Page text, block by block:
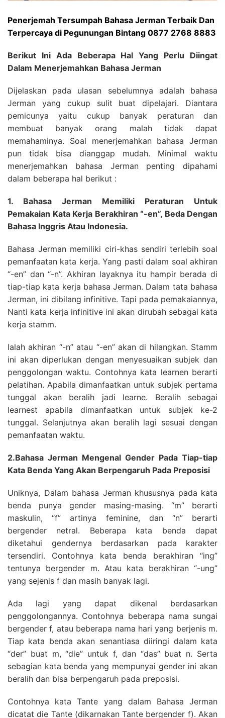
Penerjemah Tersumpah Bahasa Jerman Terbaik Dan
Terpercaya di Pegunungan Bintang 0877 2768 8883
Berikut Ini Ada Beberapa Hal Yang Perlu Diingat
Dalam Menerjemahkan Bahasa Jerman
Dijelaskan pada ulasan sebelumnya adalah bahasa
Jerman yang cukup sulit buat dipelajari. Diantara
pemicunya yaitu cukup banyak peraturan dan
membuat banyak orang malah tidak dapat
memahaminya. Soal menerjemahkan bahasa Jerman
pun tidak bisa dianggap mudah. Minimal waktu
menerjemahkan bahasa Jerman penting dipahami
dalam beberapa hal berikut :
1. Bahasa Jerman Memiliki Peraturan Untuk
Pemakaian Kata Kerja Berakhiran “-en”, Beda Dengan
Bahasa Inggris Atau Indonesia.
Bahasa Jerman memiliki ciri-khas sendiri terlebih soal
pemanfaatan kata kerja. Yang pasti dalam soal akhiran
“-en” dan “-n”. Akhiran layaknya itu hampir berada di
tiap-tiap kata kerja bahasa Jerman. Dalam tata bahasa
Jerman, ini dibilang infinitive. Tapi pada pemakaiannya,
Nanti kata kerja infinitive ini akan dirubah sebagai kata
kerja stamm.
Ialah akhiran “-n” atau “-en” akan di hilangkan. Stamm
ini akan diperlukan dengan menyesuaikan subjek dan
penggolongan waktu. Contohnya kata learnen berarti
pelatihan. Apabila dimanfaatkan untuk subjek pertama
tunggal akan beralih jadi learne. Beralih sebagai
learnest apabila dimanfaatkan untuk subjek ke-2
tunggal. Selanjutnya akan beralih lagi sesuai dengan
pemanfaatan waktu.
2.Bahasa Jerman Mengenal Gender Pada Tiap-tiap
Kata Benda Yang Akan Berpengaruh Pada Preposisi
Uniknya, Dalam bahasa Jerman khususnya pada kata
benda punya gender masing-masing. “m” berarti
maskulin, “f” artinya feminine, dan “n” berarti
bergender netral. Beberapa kata benda dapat
diketahui gendernya berdasarkan pada karakter
tersendiri. Contohnya kata benda berakhiran “ing”
tentunya bergender m. Atau kata berakhiran “-ung”
yang sejenis f dan masih banyak lagi.
Ada lagi yang dapat dikenal berdasarkan
penggolongannya. Contohnya beberapa nama sungai
bergender f, atau beberapa nama hari yang berjenis m.
Tiap kata benda akan senantiasa diiringi dalam kata
“der” buat m, “die” untuk f, dan “das” buat n. Serta
sebagian kata benda yang mempunyai gender ini akan
beralih dan bisa berpengaruh pada preposisi.
Contohnya kata Tante yang dalam Bahasa Jerman
dicatat die Tante (dikarnakan Tante bergender f). Akan